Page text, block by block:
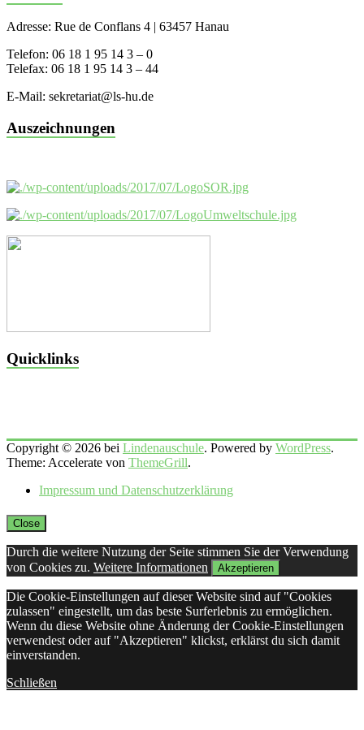
Adresse: Rue de Conflans 4 | 63457 Hanau
Telefon: 06 18 1 95 14 3 – 0
Telefax: 06 18 1 95 14 3 – 44
E-Mail: sekretariat@ls-hu.de
Auszeichnungen
Quicklinks
Copyright © 2026 bei Lindenauschule. Powered by WordPress.
Theme: Accelerate von ThemeGrill.
Impressum und Datenschutzerklärung
Close
Durch die weitere Nutzung der Seite stimmen Sie der Verwendung
von Cookies zu. Weitere Informationen Akzeptieren
Die Cookie-Einstellungen auf dieser Website sind auf "Cookies
zulassen" eingestellt, um das beste Surferlebnis zu ermöglichen.
Wenn du diese Website ohne Änderung der Cookie-Einstellungen
verwendest oder auf "Akzeptieren" klickst, erklärst du sich damit
einverstanden.
Schließen